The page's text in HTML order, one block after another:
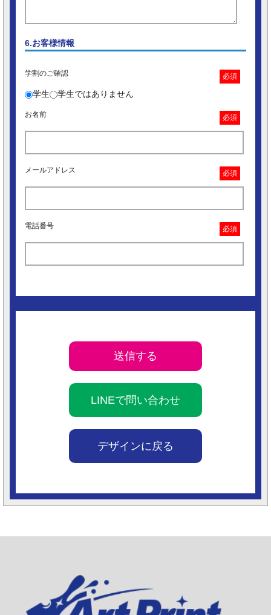
6.お客様情報
学割のご確認 必須
学生 学生ではありません
お名前 必須
メールアドレス 必須
電話番号 必須
LINEで問い合わせ
デザインに戻る